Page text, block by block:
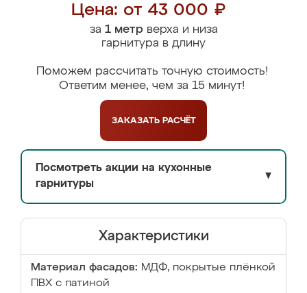
Цена: от 43 000 ₽
за 1 метрверха и низа
гарнитура в длину
Поможем рассчитать точную стоимость!
Ответим менее, чем за 15 минут!
ЗАКАЗАТЬ РАСЧЁТ
Посмотреть акции на кухонные
гарнитуры
▼
Характеристики
Материал фасадов: МДФ, покрытые плёнкой
ПВХ с патиной